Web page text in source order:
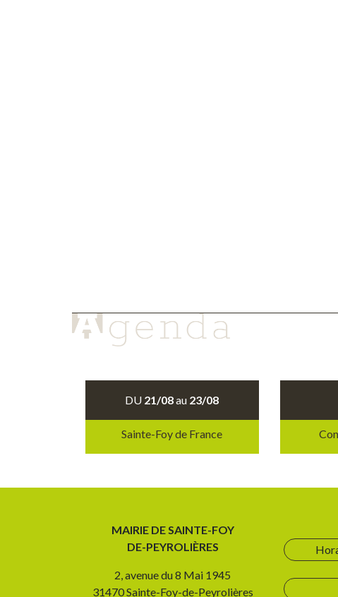
DU 21/08au 23/08
Sainte-Foy de France
MAIRIE DE SAINTE-FOY
DE-PEYROLIÈRES
2, avenue du 8 Mai 1945
31470 Sainte-Foy-de-Peyrolières